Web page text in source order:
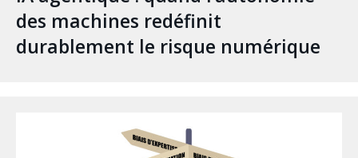
des machines redéfinit
durablement le risque numérique